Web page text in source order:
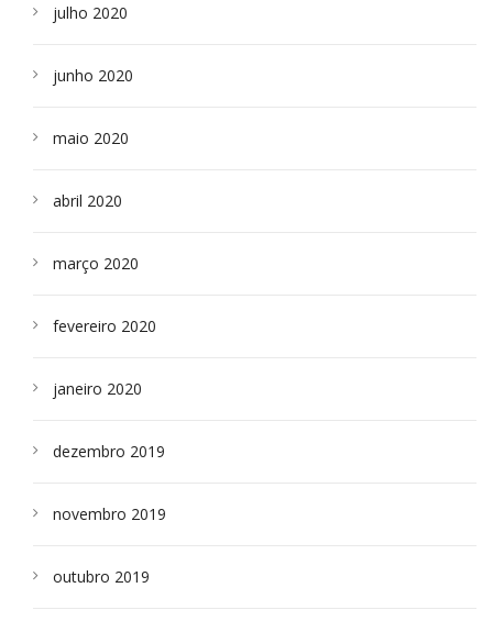
julho 2020
junho 2020
maio 2020
abril 2020
março 2020
fevereiro 2020
janeiro 2020
dezembro 2019
novembro 2019
outubro 2019